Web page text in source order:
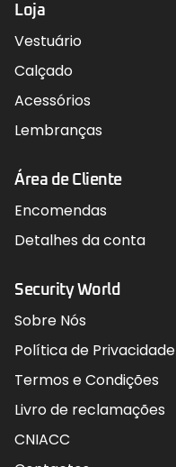
Loja
Vestuário
Calçado
Acessórios
Lembranças
Área de Cliente
Encomendas
Detalhes da conta
Security World
Sobre Nós
Política de Privacidade
Termos e Condições
Livro de reclamações
CNIACC